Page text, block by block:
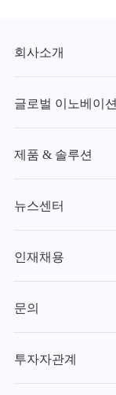
회사소개
글로벌 이노베이션
제품 & 솔루션
뉴스센터
인재채용
문의
투자자관계